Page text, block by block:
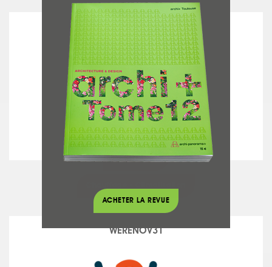
L'ELECTRICIEN
voir la fiche
WERENOV31
ACHETER LA REVUE